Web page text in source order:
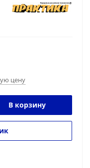
цену
В корзину